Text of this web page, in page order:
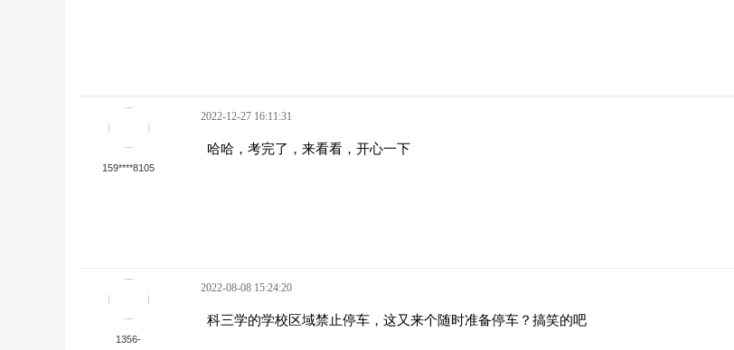
159****8105
2022-12-27 16:11:31
哈哈，考完了，来看看，开心一下
1356-
2022-08-08 15:24:20
科三学的学校区域禁止停车，这又来个随时准备停车？搞笑的吧